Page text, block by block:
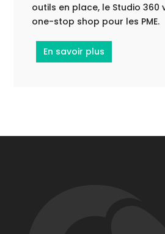
outils en place, le Studio 360
one-stop shop pour les PME.
En savoir plus